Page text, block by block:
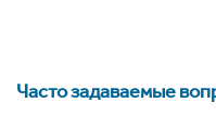
Часто задаваемые